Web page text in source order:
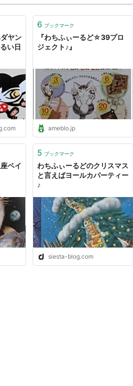
ヤン
い日
6 ブックマーク
『わちふぃーるど☆39プロ
ジェクト♪』
ameblo.jp
ベイ
5 ブックマーク
わちふぃーるどのクリスマス
と言えばヨールカパーティー
♪
siesta-blog.com